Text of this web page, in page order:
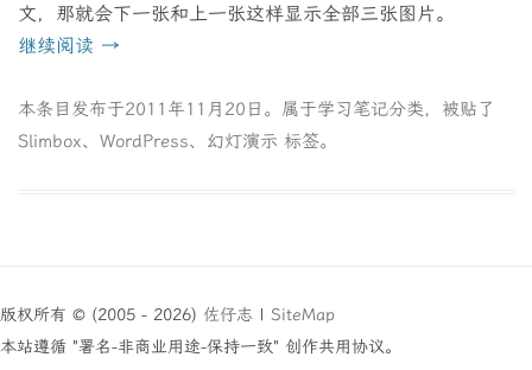
文，那就会下一张和上一张这样显示全部三张图片。
继续阅读 →
本条目发布于2011年11月20日 。属于学习笔记分类，被贴了
Slimbox、 WordPress、 幻灯演示 标签。
版权所有 © (2005 - 2026) 佐仔志 | SiteMap
本站遵循 "署名-非商业用途-保持一致" 创作共用协议。